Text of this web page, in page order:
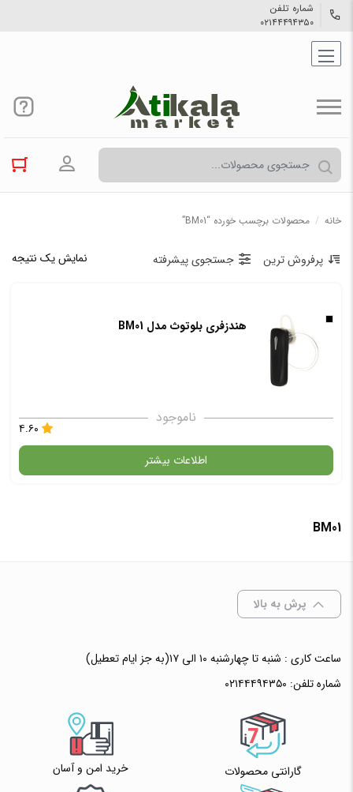
شماره تلفن
۰۲۱۴۴۴۹۴۳۵۰
ورود به
خانه / محصولات برچسب خورده “BM01”
نمایش یک نتیجه پرفروش ترین جستجوی پیشرفته
هندزفری بلوتوث مدل BM01
ناموجود
۴.۶۰
اطلاعات بیشتر
در حال حاضر این محصول در انبار موجود نیست و در دسترس نمی باشد.
BM01
پرش به بالا
ساعت کاری : شنبه تا چهارشنبه ۱۰ الی ۱۷(به جز ایام تعطیل)
شماره تلفن: ۰۲۱۴۴۴۹۴۳۵۰
گارانتی محصولات خرید امن و آسان